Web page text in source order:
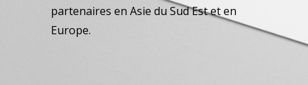
partenaires en Asie du Sud Est et en
Europe.